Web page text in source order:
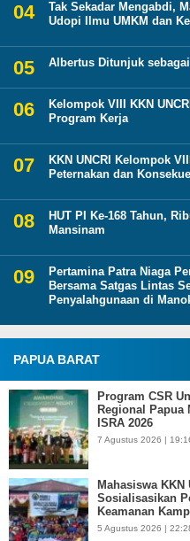
Tak Sekadar Mengabdi,
Udopi Ilmu UMKM dan
Albertus Ditunjuk
Kelompok VIII KKN
Program Kerja
KKN UNCRI Kelompok
Peternakan dan
HUT PI Ke-168 Tahun,
Mansinam
Pertamina Patra Niaga
Bersama Satgas Lintas
Penyalahgunaan di
PAPUA BARAT
Program CSR
Regional Papua
ISRA 2026
7 Agustus 2026 |
Mahasiswa KKN
Sosialisasikan
Keamanan
5 Agustus 2026 |